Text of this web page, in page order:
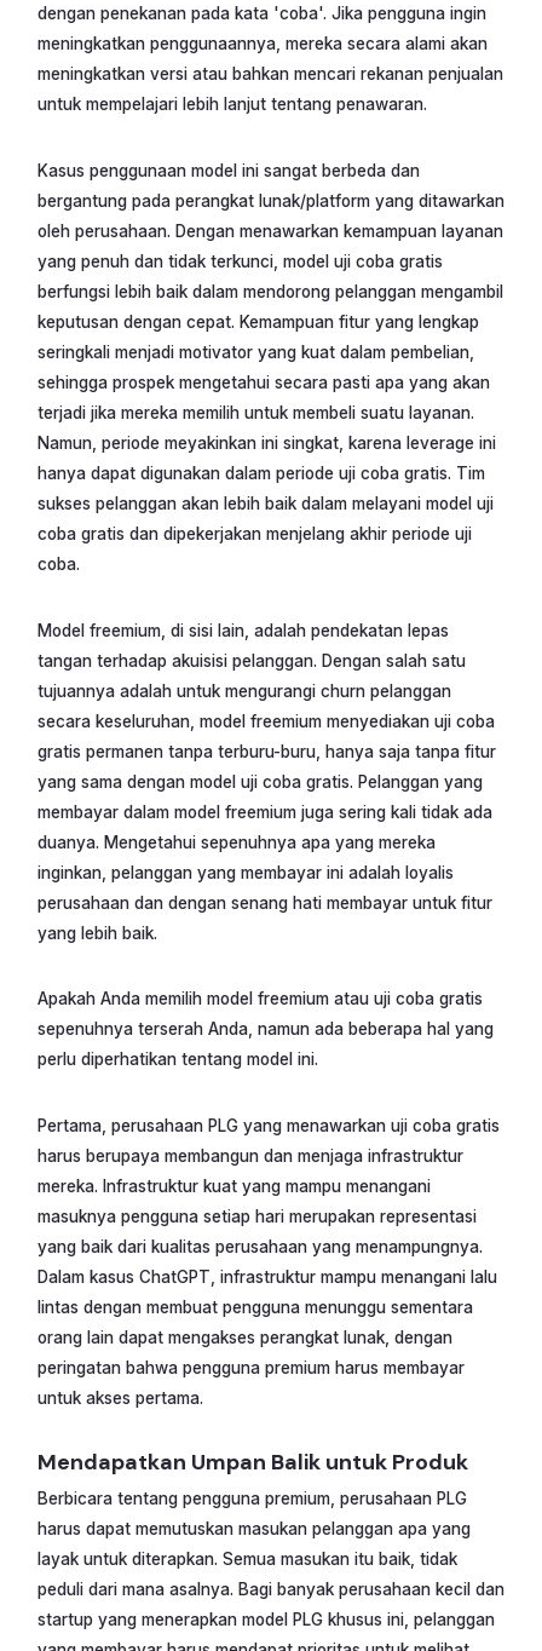
dengan penekanan pada kata 'coba'. Jika pengguna ingin
meningkatkan penggunaannya, mereka secara alami akan
meningkatkan versi atau bahkan mencari rekanan penjualan
untuk mempelajari lebih lanjut tentang penawaran.
Kasus penggunaan model ini sangat berbeda dan
bergantung pada perangkat lunak/platform yang ditawarkan
oleh perusahaan. Dengan menawarkan kemampuan layanan
yang penuh dan tidak terkunci, model uji coba gratis
berfungsi lebih baik dalam mendorong pelanggan mengambil
keputusan dengan cepat. Kemampuan fitur yang lengkap
seringkali menjadi motivator yang kuat dalam pembelian,
sehingga prospek mengetahui secara pasti apa yang akan
terjadi jika mereka memilih untuk membeli suatu layanan.
Namun, periode meyakinkan ini singkat, karena leverage ini
hanya dapat digunakan dalam periode uji coba gratis. Tim
sukses pelanggan akan lebih baik dalam melayani model uji
coba gratis dan dipekerjakan menjelang akhir periode uji
coba.
Model freemium, di sisi lain, adalah pendekatan lepas
tangan terhadap akuisisi pelanggan. Dengan salah satu
tujuannya adalah untuk mengurangi churn pelanggan
secara keseluruhan, model freemium menyediakan uji coba
gratis permanen tanpa terburu-buru, hanya saja tanpa fitur
yang sama dengan model uji coba gratis. Pelanggan yang
membayar dalam model freemium juga sering kali tidak ada
duanya. Mengetahui sepenuhnya apa yang mereka
inginkan, pelanggan yang membayar ini adalah loyalis
perusahaan dan dengan senang hati membayar untuk fitur
yang lebih baik.
Apakah Anda memilih model freemium atau uji coba gratis
sepenuhnya terserah Anda, namun ada beberapa hal yang
perlu diperhatikan tentang model ini.
Pertama, perusahaan PLG yang menawarkan uji coba gratis
harus berupaya membangun dan menjaga infrastruktur
mereka. Infrastruktur kuat yang mampu menangani
masuknya pengguna setiap hari merupakan representasi
yang baik dari kualitas perusahaan yang menampungnya.
Dalam kasus ChatGPT, infrastruktur mampu menangani lalu
lintas dengan membuat pengguna menunggu sementara
orang lain dapat mengakses perangkat lunak, dengan
peringatan bahwa pengguna premium harus membayar
untuk akses pertama.
Mendapatkan Umpan Balik untuk Produk
Berbicara tentang pengguna premium, perusahaan PLG
harus dapat memutuskan masukan pelanggan apa yang
layak untuk diterapkan. Semua masukan itu baik, tidak
peduli dari mana asalnya. Bagi banyak perusahaan kecil dan
startup yang menerapkan model PLG khusus ini, pelanggan